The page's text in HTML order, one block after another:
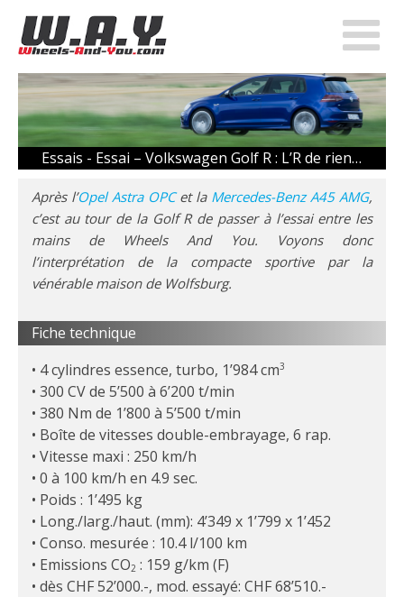
Essais - Essai – Volkswagen Golf R : L’R de rien…
Après l’Opel Astra OPCet la Mercedes-Benz A45 AMG,
c’est au tour de la Golf R de passer à l’essai entre les
mains de Wheels And You. Voyons donc
l’interprétation de la compacte sportive par la
vénérable maison de Wolfsburg.
Fiche technique
4 cylindres essence, turbo, 1’984 cm3
300 CV de 5’500 à 6’200 t/min
380 Nm de 1’800 à 5’500 t/min
Boîte de vitesses double-embrayage, 6 rap.
Vitesse maxi : 250 km/h
0 à 100 km/h en 4.9 sec.
Poids : 1’495 kg
Long./larg./haut. (mm): 4’349 x 1’799 x 1’452
Conso. mesurée : 10.4 l/100 km
Emissions CO2 : 159 g/km (F)
dès CHF 52’000.-, mod. essayé: CHF 68’510.-